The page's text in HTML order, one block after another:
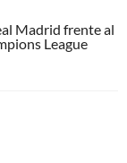
Madrid frente al
League